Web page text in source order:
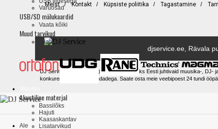
Varuosad
USB/SD mälukaardid
Vaata kõiki
Muud tarvikud
Vaata kõiki
Akustiline materjal
Bassilõks
Hajuti
Kaasaskantav
Lisatarvikud
Meist/Kontakt / Küpsiste poliitika / Tagastamine /
djservice.ee, Rävala
DJ Service (djservice.ee) on tänapäeval üks Eesti juhtivaid muusika-, DJ-
konkurentsivõimeliste hindadega. Saate osta meie veebipoest 24 tundi
Ale